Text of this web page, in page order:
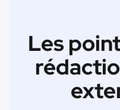
Les